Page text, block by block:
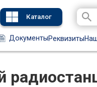
Каталог
ДокументыРеквизиты